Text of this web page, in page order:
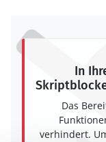
In
Das
verhindert.